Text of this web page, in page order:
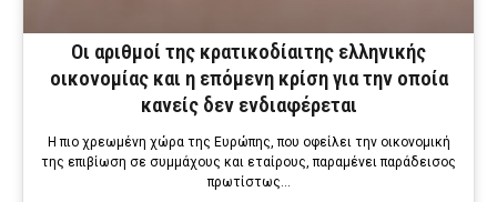
Οι αριθμοί της κρατικοδίαιτης ελληνικής
οικονομίας και η επόμενη κρίση για την οποία
κανείς δεν ενδιαφέρεται
Η πιο χρεωμένη χώρα της Ευρώπης, που οφείλει την οικονομική
της επιβίωση σε συμμάχους και εταίρους, παραμένει παράδεισος
πρωτίστως…